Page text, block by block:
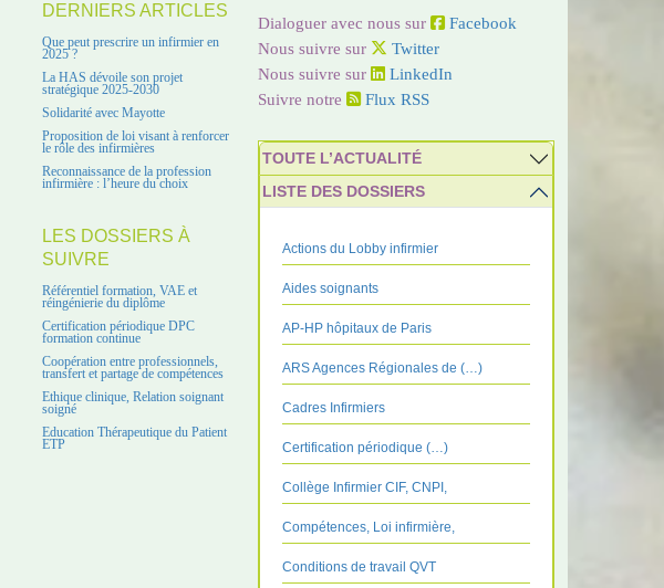
DERNIERS ARTICLES
Que peut prescrire un infirmier en
2025 ?
La HAS dévoile son projet
stratégique 2025-2030
Solidarité avec Mayotte
Proposition de loi visant à renforcer
le rôle des infirmières
Reconnaissance de la profession
infirmière : l’heure du choix
LES DOSSIERS À
SUIVRE
Référentiel formation, VAE et
réingénierie du diplôme
Certification périodique DPC
formation continue
Coopération entre professionnels,
transfert et partage de compétences
Ethique clinique, Relation soignant
soigné
Education Thérapeutique du Patient
ETP
Dialoguer avec nous sur
Facebook
Nous suivre sur
Twitter
Nous suivre sur
LinkedIn
Suivre notre
Flux RSS
TOUTE L’ACTUALITÉ
LISTE DES DOSSIERS
Actions du Lobby infirmier
Aides soignants
AP-HP hôpitaux de Paris
ARS Agences Régionales de (…)
Cadres Infirmiers
Certification périodique (…)
Collège Infirmier CIF, CNPI,
Compétences, Loi infirmière,
Conditions de travail QVT